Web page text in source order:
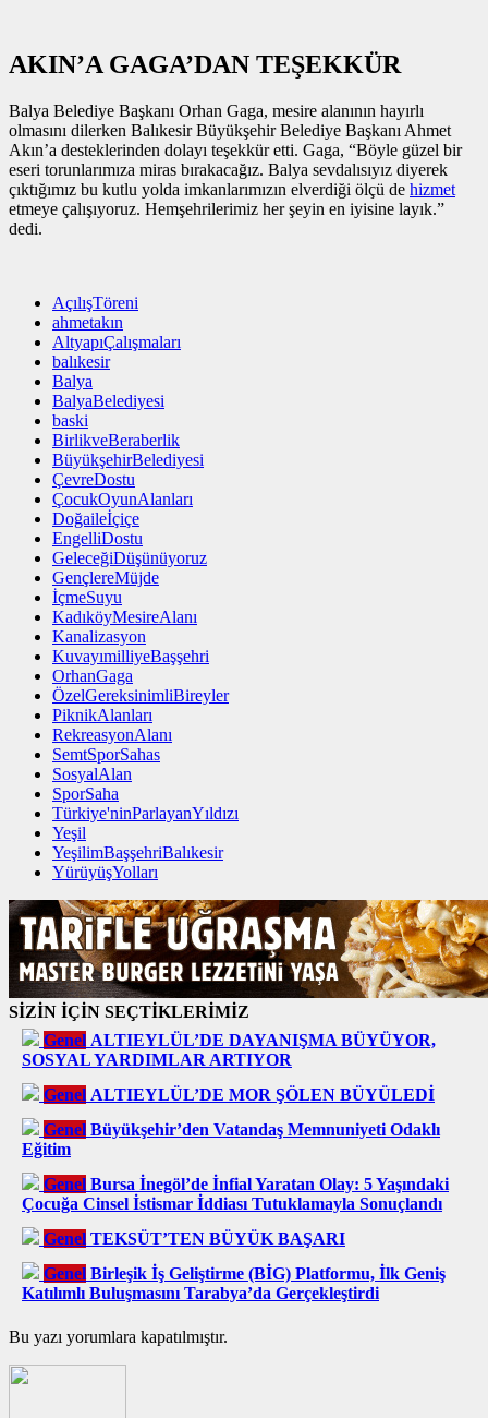
AKIN’A GAGA’DAN TEŞEKKÜR
Balya Belediye Başkanı Orhan Gaga, mesire alanının hayırlı
olmasını dilerken Balıkesir Büyükşehir Belediye Başkanı Ahmet
Akın’a desteklerinden dolayı teşekkür etti. Gaga, “Böyle güzel bir
eseri torunlarımıza miras bırakacağız. Balya sevdalısıyız diyerek
çıktığımız bu kutlu yolda imkanlarımızın elverdiği ölçü de hizmet
etmeye çalışıyoruz. Hemşehrilerimiz her şeyin en iyisine layık.”
dedi.
AçılışTöreni
ahmetakın
AltyapıÇalışmaları
balıkesir
Balya
BalyaBelediyesi
baski
BirlikveBeraberlik
BüyükşehirBelediyesi
ÇevreDostu
ÇocukOyunAlanları
Doğaileİçiçe
EngelliDostu
GeleceğiDüşünüyoruz
GençlereMüjde
İçmeSuyu
KadıköyMesireAlanı
Kanalizasyon
KuvayımilliyeBaşşehri
OrhanGaga
ÖzelGereksinimliBireyler
PiknikAlanları
RekreasyonAlanı
SemtSporSahas
SosyalAlan
SporSaha
Türkiye'ninParlayanYıldızı
Yeşil
YeşilimBaşşehriBalıkesir
YürüyüşYolları
SİZİN İÇİN SEÇTİKLERİMİZ
Genel ALTIEYLÜL’DE DAYANIŞMA BÜYÜYOR,
SOSYAL YARDIMLAR ARTIYOR
Genel ALTIEYLÜL’DE MOR ŞÖLEN BÜYÜLEDİ
Genel Büyükşehir’den Vatandaş Memnuniyeti Odaklı
Eğitim
Genel Bursa İnegöl’de İnfial Yaratan Olay: 5 Yaşındaki
Çocuğa Cinsel İstismar İddiası Tutuklamayla Sonuçlandı
Genel TEKSÜT’TEN BÜYÜK BAŞARI
Genel Birleşik İş Geliştirme (BİG) Platformu, İlk Geniş
Katılımlı Buluşmasını Tarabya’da Gerçekleştirdi
Bu yazı yorumlara kapatılmıştır.